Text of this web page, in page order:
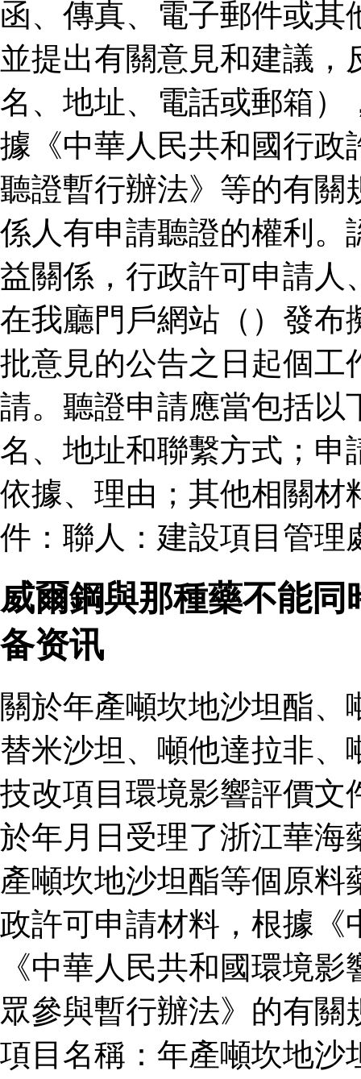
函、傳真、電子郵件或
並提出有關意見和建議
名、地址、電話或郵箱）
據《中華人民共和國行政
聽證暫行辦法》等的有關
係人有申請聽證的權利。
益關係，行政許可申請人
在我廳門戶網站（）發布
批意見的公告之日起個工
請。聽證申請應當包括以
名、地址和聯繫方式；申
依據、理由；其他相關材
件：聯人：建設項目管理
威爾鋼與那種藥不能
备资讯
關於年產噸坎地沙坦酯
替米沙坦、噸他達拉非
技改項目環境影響評價文
於年月日受理了浙江華海
產噸坎地沙坦酯等個原
政許可申請材料，根據《
《中華人民共和國環境
眾參與暫行辦法》的有
項目名稱：年產噸坎地沙